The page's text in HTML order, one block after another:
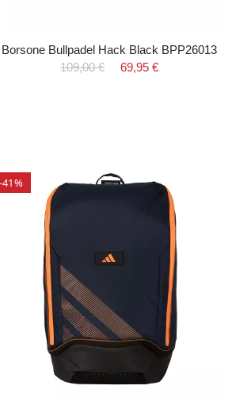
Borsone Bullpadel Hack Black BPP26013
109,00 €
69,95 €
-41%